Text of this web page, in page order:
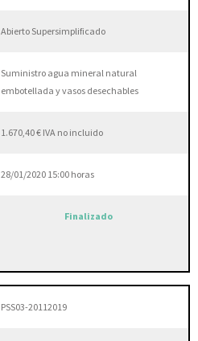
Abierto Supersimplificado
Suministro agua mineral natural
embotellada y vasos desechables
1.670,40 € IVA no incluido
28/01/2020 15:00 horas
Finalizado
PSS03-20112019